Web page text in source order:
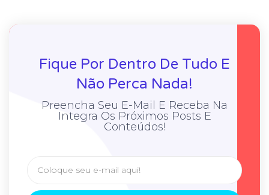
Fique Por Dentro De Tudo E
Não Perca Nada!
Preencha Seu E-Mail E Receba Na
Integra Os Próximos Posts E
Conteúdos!